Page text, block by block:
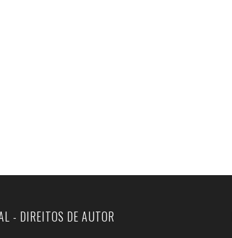
- DIREITOS DE AUTOR